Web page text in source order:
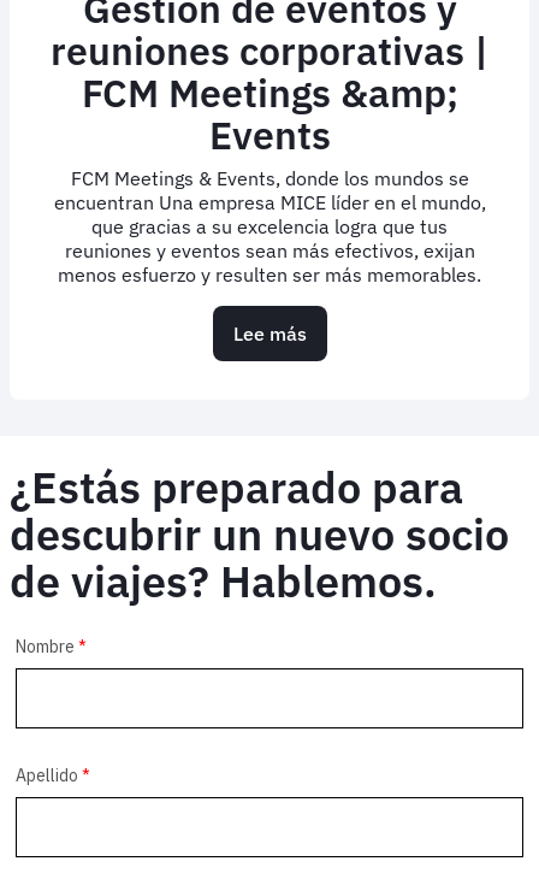
reuniones corporativas |
FCM Meetings &amp;
Events
FCM Meetings & Events, donde los mundos se
encuentran Una empresa MICE líder en el mundo,
que gracias a su excelencia logra que tus
reuniones y eventos sean más efectivos, exijan
menos esfuerzo y resulten ser más memorables.
Lee mássobre
Gestión
corporativas
|
FCM
Meetings
&amp;
Events
¿Estás preparado para
descubrir un nuevo socio
de viajes? Hablemos.